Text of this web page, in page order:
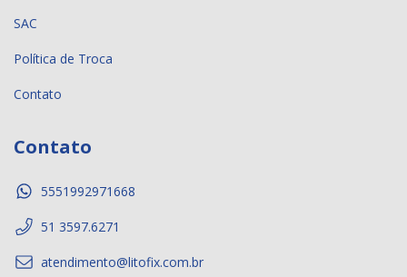
SAC
Política de Troca
Contato
Contato
5551992971668
51 3597.6271
atendimento@litofix.com.br